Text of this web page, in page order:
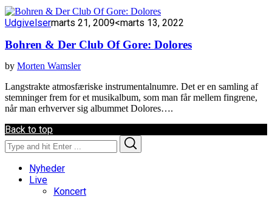
Udgivelsermarts 21, 2009<marts 13, 2022
Bohren & Der Club Of Gore: Dolores
by Morten Wamsler
Langstrakte atmosfæriske instrumentalnumre. Det er en samling af
stemninger frem for et musikalbum, som man får mellem fingrene,
når man erhverver sig albummet Dolores….
Back to top
Search
for:
Nyheder
Live
Koncert